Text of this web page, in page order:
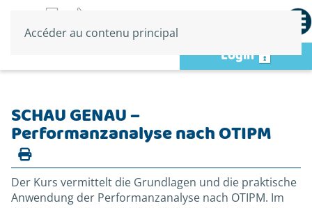
Accéder au contenu principal
Login
SCHAU GENAU –
Performanzanalyse nach OTIPM
Der Kurs vermittelt die Grundlagen und die praktische
Anwendung der Performanzanalyse nach OTIPM. Im